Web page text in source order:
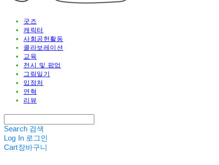
굿즈
캐릭터
사회공헌활동
콜라보레이션
교육
전시 및 팝업
그림일기
입점처
연혁
리뷰
Search 검색
Log In 로그인
Cart장바구니